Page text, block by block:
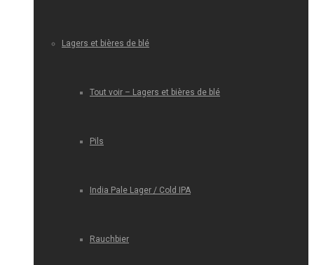
Lagers et bières de blé
Tout voir – Lagers et bières de blé
Pils
India Pale Lager / Cold IPA
Rauchbier